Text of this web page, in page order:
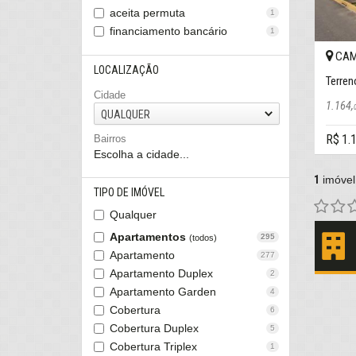
aceita permuta 1
financiamento bancário 1
LOCALIZAÇÃO
Cidade
QUALQUER
Bairros
Escolha a cidade...
TIPO DE IMÓVEL
Qualquer
Apartamentos (todos) 295
Apartamento 277
Apartamento Duplex 2
Apartamento Garden 4
Cobertura 6
Cobertura Duplex 5
Cobertura Triplex 1
1.164,
R$
1